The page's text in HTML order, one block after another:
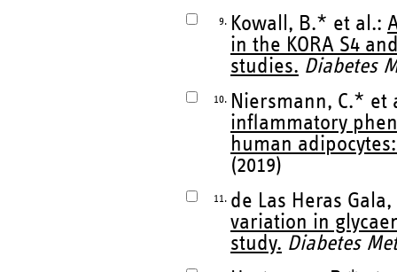
9. Kowall, B.* et al.:
in the KORA S4
studies. Diabetes
10. Niersmann, C.* et
inflammatory
human
(2019)
11. de Las Heras
variation in
study. Diabetes